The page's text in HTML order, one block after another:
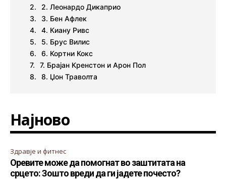
2. Леонардо Дикаприо
3. Бен Афлек
4. Киану Ривс
5. Брус Вилис
6. Кортни Кокс
7. Брајан Кренстон и Арон Пол
8. Џон Траволта
Најново
Здравје и фитнес
Оревите може да помогнат во заштитата на
срцето: Зошто вреди да ги јадете почесто?